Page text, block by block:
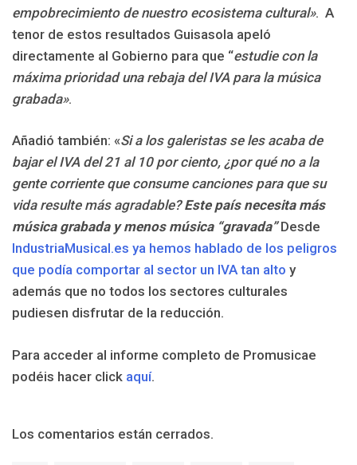
empobrecimiento de nuestro ecosistema cultural». A
tenor de estos resultados Guisasola apeló
directamente al Gobierno para que “estudie con la
máxima prioridad una rebaja del IVA para la música
grabada».
Añadió también: «Si a los galeristas se les acaba de
bajar el IVA del 21 al 10 por ciento, ¿por qué no a la
gente corriente que consume canciones para que su
vida resulte más agradable?Este país necesita más
música grabada y menos música “gravada”Desde
IndustriaMusical.es ya hemos hablado de los peligros
que podía comportar al sector un IVA tan alto y
además que no todos los sectores culturales
pudiesen disfrutar de la reducción.
Para acceder al informe completo de Promusicae
podéis hacer click aquí.
Los comentarios están cerrados.